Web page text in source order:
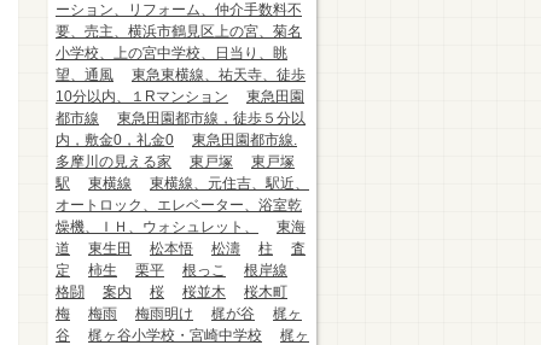
ーション、リフォーム、仲介手数料不
要、売主、横浜市鶴見区上の宮、菊名
小学校、上の宮中学校、日当り、眺
望、通風
東急東横線、祐天寺、徒歩
10分以内、１Rマンション
東急田園
都市線
東急田園都市線，徒歩５分以
内，敷金0，礼金0
東急田園都市線.
多摩川の見える家
東戸塚
東戸塚
駅
東横線
東横線、元住吉、駅近、
オートロック、エレベーター、浴室乾
燥機、ＩＨ、ウォシュレット、
東海
道
東生田 松本悟 松濤 柱
査
定
柿生 栗平 根っこ
根岸線
格闘
案内 桜 桜並木
桜木町
梅
梅雨 梅雨明け 梶が谷
梶ヶ
谷
梶ヶ谷小学校・宮崎中学校
梶ヶ